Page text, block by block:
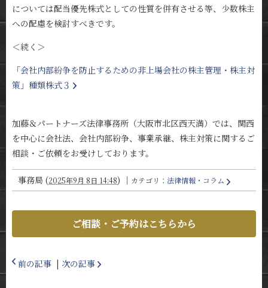
については配当優先株式としての性質を併有させる等、少数株主
への配慮を検討すべきです。
＜続く＞
「会社内部紛争を防止するための非上場会社の株主管理・株主対
策」種類株式３
加藤＆パートナーズ法律事務所（大阪市北区西天満）では、関西
を中心に会社法、会社内部紛争、事業承継、株主対策に関するご
相談・ご依頼をお受けしております。
事務局 (2025年9月 8日 14:48) ｜ カテゴリ： 法律情報・コラム
ご相談・ご予約はこちらから
前の記事 | 次の記事